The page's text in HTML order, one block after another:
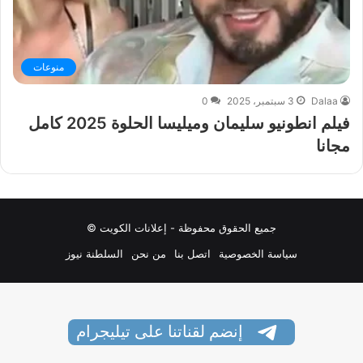
منوعات
Dalaa 3 سبتمبر، 2025 0
فيلم انطونيو سليمان وميليسا الحلوة 2025 كامل
مجانا
جميع الحقوق محفوظة - إعلانات الكويت ©
سياسة الخصوصية
اتصل بنا من نحن السلطنة نيوز
إنضم لقناتنا على تيليجرام